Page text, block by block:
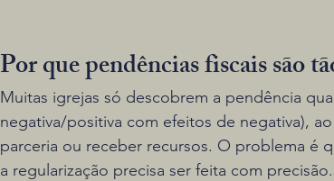
Por que pendências fiscais são
Muitas igrejas só descobrem a pendência
negativa/positiva com efeitos de negativa),
parceria ou receber recursos. O problema é
a regularização precisa ser feita com precisão.